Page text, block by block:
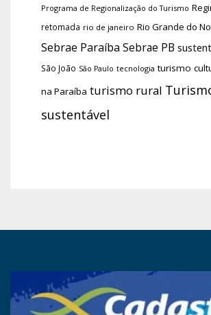
Programa de Regionalização do Turismo
retomada rio de janeiro Rio Grande do
Sebrae Paraíba Sebrae PB
São João São Paulo tecnologia turismo
na Paraíba turismo rural
sustentável